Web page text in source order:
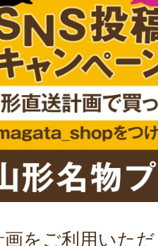
画をご利用いた